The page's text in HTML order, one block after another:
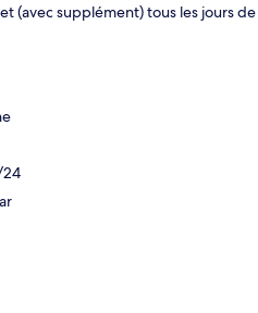
(avec supplément) tous les jours de
24